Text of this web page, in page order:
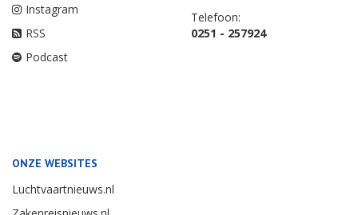
Instagram
RSS
Podcast
Telefoon:
0251 - 257924
ONZE WEBSITES
Luchtvaartnieuws.nl